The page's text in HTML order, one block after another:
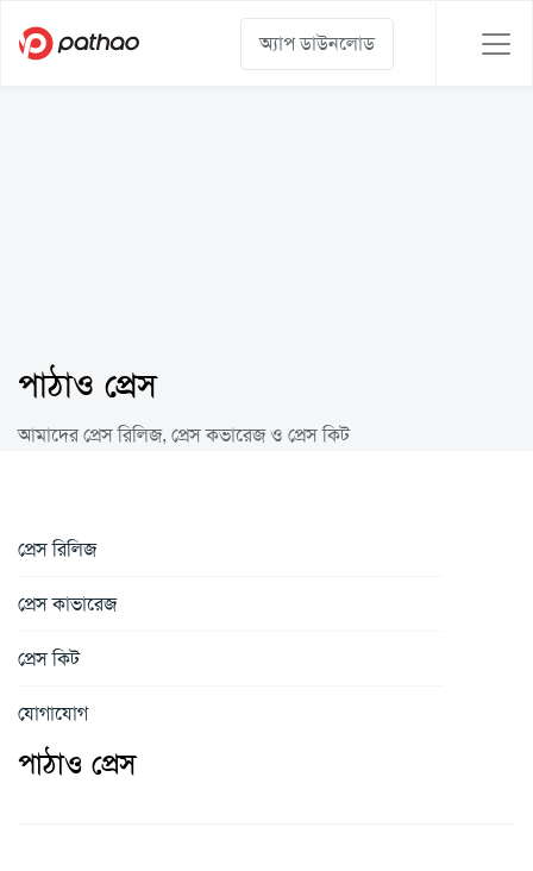
অ্যাপ ডাউনলোড
পাঠাও প্রেস
আমাদের প্রেস রিলিজ, প্রেস কভারেজ ও প্রেস কিট
প্রেস রিলিজ
প্রেস কাভারেজ
প্রেস কিট
যোগাযোগ
পাঠাও প্রেস